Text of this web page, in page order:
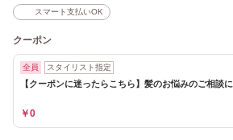
スマート支払いOK
クーポン
全員 スタイリスト指定
【クーポンに迷ったらこちら】髪のお悩みのご相談に
￥0